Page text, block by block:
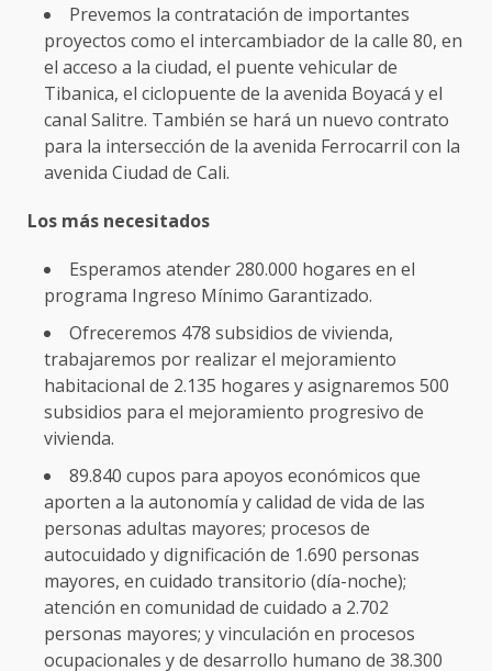
Prevemos la contratación de importantes
proyectos como el intercambiador de la calle 80, en
el acceso a la ciudad, el puente vehicular de
Tibanica, el ciclopuente de la avenida Boyacá y el
canal Salitre. También se hará un nuevo contrato
para la intersección de la avenida Ferrocarril con la
avenida Ciudad de Cali.
Los más necesitados
Esperamos atender 280.000 hogares en el
programa Ingreso Mínimo Garantizado.
Ofreceremos 478 subsidios de vivienda,
trabajaremos por realizar el mejoramiento
habitacional de 2.135 hogares y asignaremos 500
subsidios para el mejoramiento progresivo de
vivienda.
89.840 cupos para apoyos económicos que
aporten a la autonomía y calidad de vida de las
personas adultas mayores; procesos de
autocuidado y dignificación de 1.690 personas
mayores, en cuidado transitorio (día-noche);
atención en comunidad de cuidado a 2.702
personas mayores; y vinculación en procesos
ocupacionales y de desarrollo humano de 38.300